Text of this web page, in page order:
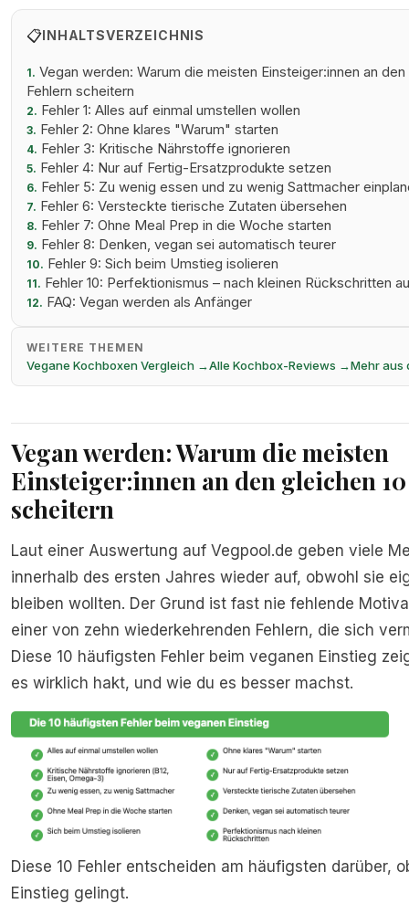
📋INHALTSVERZEICHNIS
1. Vegan werden: Warum die meisten Einsteiger:innen an den
Fehlern scheitern
2. Fehler 1: Alles auf einmal umstellen wollen
3. Fehler 2: Ohne klares "Warum" starten
4. Fehler 3: Kritische Nährstoffe ignorieren
5. Fehler 4: Nur auf Fertig-Ersatzprodukte setzen
6. Fehler 5: Zu wenig essen und zu wenig Sattmacher
7. Fehler 6: Versteckte tierische Zutaten übersehen
8. Fehler 7: Ohne Meal Prep in die Woche starten
9. Fehler 8: Denken, vegan sei automatisch teurer
10. Fehler 9: Sich beim Umstieg isolieren
11. Fehler 10: Perfektionismus – nach kleinen Rückschritten
12. FAQ: Vegan werden als Anfänger
WEITERE THEMEN
Vegane Kochboxen Vergleich →Alle Kochbox-Reviews →Mehr aus
Vegan werden: Warum die meisten
Einsteiger:innen an den gleichen
scheitern
Laut einer Auswertung auf Vegpool.de geben viele
innerhalb des ersten Jahres wieder auf, obwohl sie
bleiben wollten. Der Grund ist fast nie fehlende
einer von zehn wiederkehrenden Fehlern, die sich
Diese 10 häufigsten Fehler beim veganen Einstieg
es wirklich hakt, und wie du es besser machst.
Diese 10 Fehler entscheiden am häufigsten darüber,
Einstieg gelingt.